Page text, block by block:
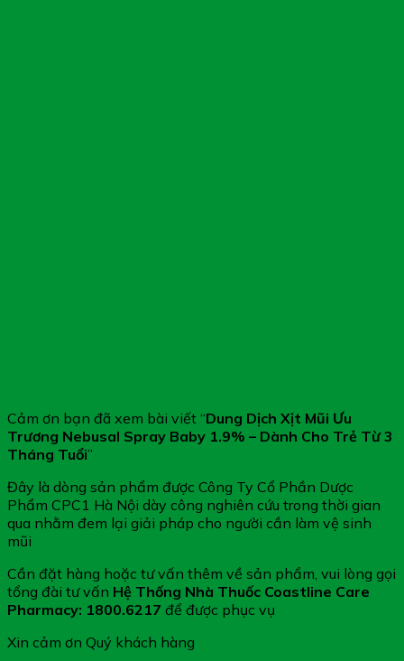
Cảm ơn bạn đã xem bài viết “Dung Dịch Xịt Mũi Ưu
Trương Nebusal Spray Baby 1.9% – Dành Cho Trẻ Từ 3
Tháng Tuổi”
Đây là dòng sản phẩm được Công Ty Cổ Phần Dược
Phẩm CPC1 Hà Nội dày công nghiên cứu trong thời gian
qua nhằm đem lại giải pháp cho người cần làm vệ sinh
mũi
Cần đặt hàng hoặc tư vấn thêm về sản phẩm, vui lòng gọi
tổng đài tư vấn Hệ Thống Nhà Thuốc Coastline Care
Pharmacy: 1800.6217 để được phục vụ
Xin cảm ơn Quý khách hàng